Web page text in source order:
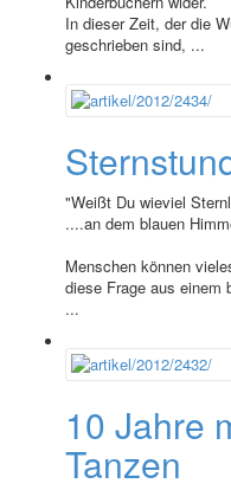
In dieser Zeit, der die
geschrieben sind, ...
"Weißt Du wieviel
....an dem blauen
Menschen können
diese Frage aus einem
...
10 Jahre
Tanzen